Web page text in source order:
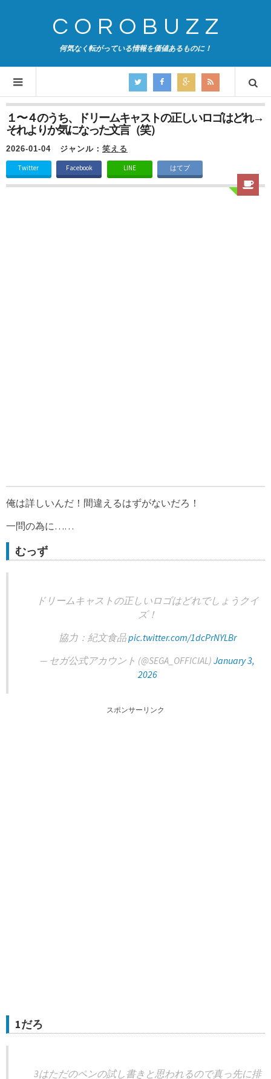
COROBUZZ
何気なく転がっている情報を価値あるものに！
１〜４のうち、ドリームキャストの正しいロゴはどれ→
それよりか気になった文言（笑）
2026-01-04 ジャンル： 笑える
Twitter Facebook LINE はてブ
俺は詳しいんだ！間違えるはずがないだろ！
一問の為に……
むっず
ドリームキャストの正しいロゴはどれでしょうクイ
ズ！
協力：紀文食品pic.twitter.com/1dcPrNYLBr
— セガ公式アカウント (@SEGA_OFFICIAL) January 3,
2026
スポンサーリンク
1だろ
3はただのペンの試し書きと思われるので真っ先に排